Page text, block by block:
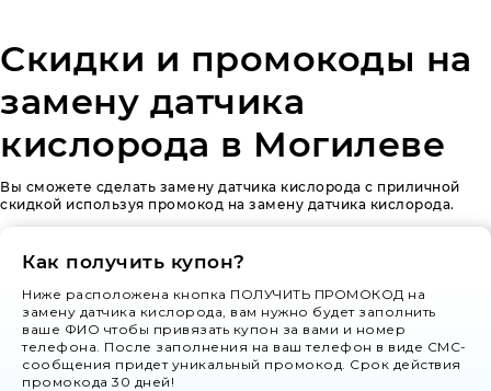
Скидки и промокоды на
замену датчика
кислорода в Могилеве
Вы сможете сделать замену датчика кислорода с приличной
скидкой используя промокод на замену датчика кислорода.
Как получить купон?
Ниже расположена кнопка ПОЛУЧИТЬ ПРОМОКОД на
замену датчика кислорода, вам нужно будет заполнить
ваше ФИО чтобы привязать купон за вами и номер
телефона. После заполнения на ваш телефон в виде СМС-
сообщения придет уникальный промокод. Срок действия
промокода 30 дней!